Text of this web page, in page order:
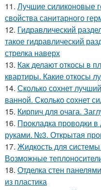
11. Лучшие силиконовые
свойства санитарного
12. Гидравлический
такое гидравлический
стрелка наверх
13. Как делают откосы в
квартиры. Какие откосы
14. Сколько сохнет
ванной. Сколько сохнет
15. Кирпич для очага.
16. Прокладка проводки
руками. №3. Открытая
17. Жидкость для
Возможные
18. Отделка стен
из пластика